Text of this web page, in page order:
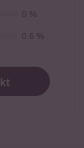
0 %
0.6 %